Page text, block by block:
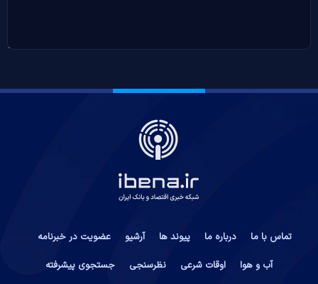
تماس با ما درباره ما پیوند ها آرشیو
عضویت در خبرنامه
آب و هوا
اوقات شرعی نظرسنجی جستجوی پیشرفته